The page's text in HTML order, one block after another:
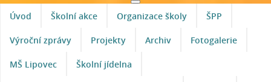
Úvod Školní akce Organizace školy ŠPP
Výroční zprávy Projekty Archiv Fotogalerie
MŠ Lipovec Školní jídelna